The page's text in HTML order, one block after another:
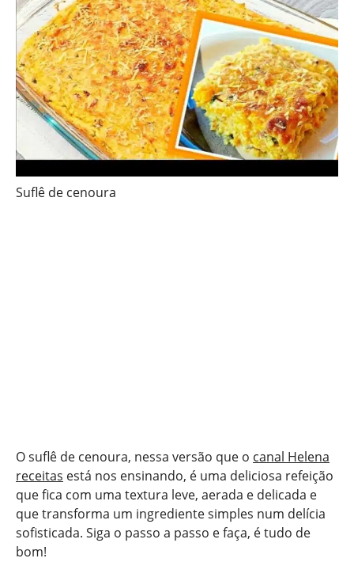
Suflê de cenoura
O suflê de cenoura, nessa versão que o canal Helena
receitas está nos ensinando, é uma deliciosa refeição
que fica com uma textura leve, aerada e delicada e
que transforma um ingrediente simples num delícia
sofisticada. Siga o passo a passo e faça, é tudo de
bom!